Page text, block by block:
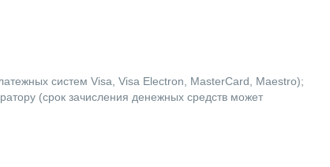
систем Visa, Visa Electron, MasterCard, Maestro);
(срок зачисления денежных средств может